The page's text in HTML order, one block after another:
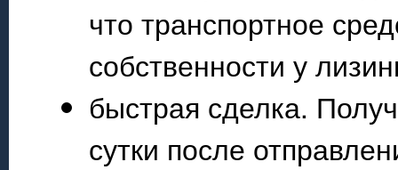
что транспортное
собственности у
быстрая сделка.
сутки после